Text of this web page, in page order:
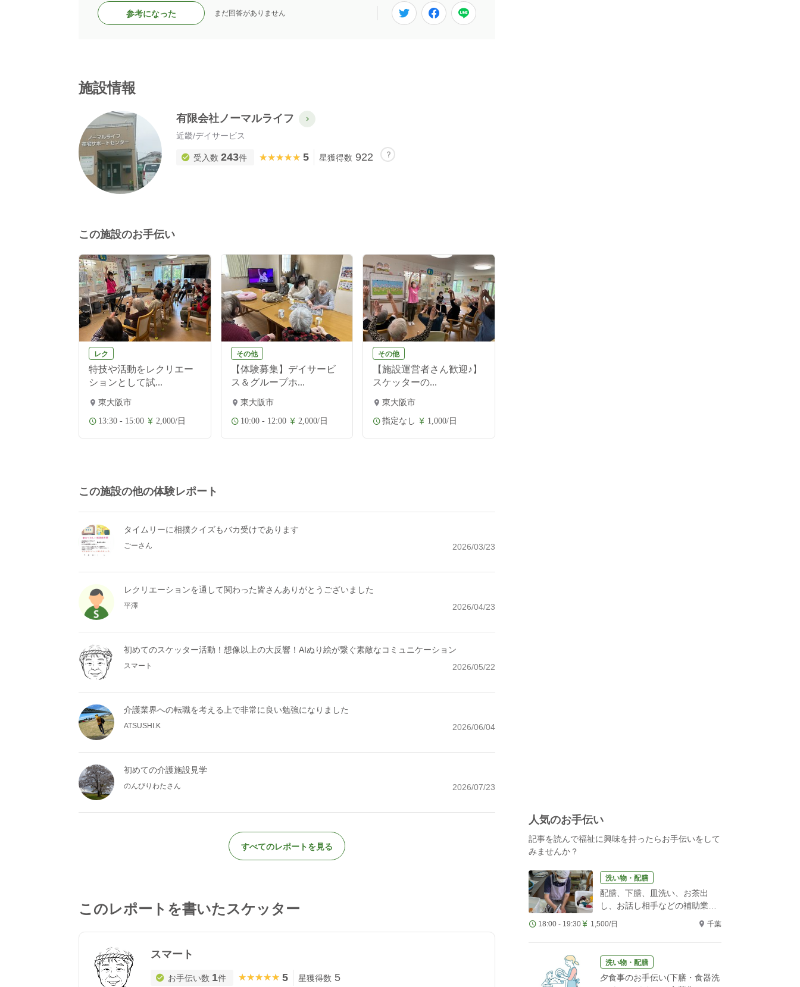
参考になった まだ回答がありません
施設情報
有限会社ノーマルライフ
近畿/デイサービス
受入数 243件 ★★★★★
★★★★★ 5 星獲得数 922
この施設のお手伝い
レク
特技や活動をレクリエー
ションとして試...
東大阪市
13:30 - 15:00 2,000/日
その他
【体験募集】デイサービ
ス＆グループホ...
東大阪市
10:00 - 12:00 2,000/日
その他
【施設運営者さん歓迎♪】
スケッターの...
東大阪市
指定なし 1,000/日
この施設の他の体験レポート
タイムリーに相撲クイズもバカ受けであります
ごーさん 2026/03/23
レクリエーションを通して関わった皆さんありがとうございました
平澤 2026/04/23
初めてのスケッター活動！想像以上の大反響！AIぬり絵が繋ぐ素敵なコミュニケーション
スマート 2026/05/22
介護業界への転職を考える上で非常に良い勉強になりました
ATSUSHI.K 2026/06/04
初めての介護施設見学
のんびりわたさん 2026/07/23
すべてのレポートを見る
このレポートを書いたスケッター
スマート
お手伝い数 1件 ★★★★★
★★★★★ 5 星獲得数 5
人気のお手伝い
記事を読んで福祉に興味を持ったらお手伝いをして
みませんか？
洗い物・配膳
配膳、下膳、皿洗い、お茶出
し、お話し相手などの補助業務
18:00 - 19:30 1,500/日 千葉
洗い物・配膳
夕食事のお手伝い(下膳・食器洗